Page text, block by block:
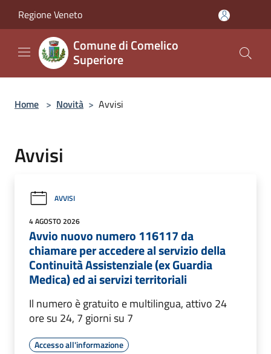
Regione Veneto
Comune di Comelico
Superiore
Home > Novità > Avvisi
Avvisi
AVVISI
4 AGOSTO 2026
Avvio nuovo numero 116117 da
chiamare per accedere al servizio della
Continuità Assistenziale (ex Guardia
Medica) ed ai servizi territoriali
Il numero è gratuito e multilingua, attivo 24
ore su 24, 7 giorni su 7
Accesso all'informazione